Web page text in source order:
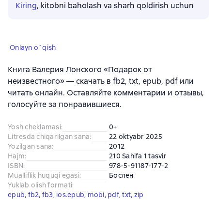
Kiring, kitobni baholash va sharh qoldirish uchun
Onlayn o`qish
Книга Валерия Лонского «Подарок от
неизвестного» — скачать в fb2, txt, epub, pdf или
читать онлайн. Оставляйте комментарии и отзывы,
голосуйте за понравившиеся.
Yosh cheklamasi:
0+
Litresda chiqarilgan sana:
22 oktyabr 2025
Yozilgan sana:
2012
Hajm:
210 Sahifa 1 tasvir
ISBN:
978-5-91187-177-2
Mualliflik huquqi egasi:
Бослен
Yuklab olish formati:
epub, fb2, fb3, ios.epub, mobi, pdf, txt, zip